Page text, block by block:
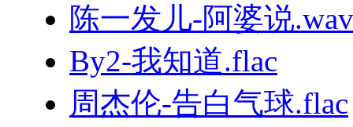
陈一发儿-阿婆说.wav
By2-我知道.flac
周杰伦-告白气球.flac